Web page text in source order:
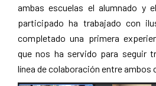
ambas escuelas el alumnado y
participado ha trabajado con
completado una primera
que nos ha servido para seguir
línea de colaboración entre ambos